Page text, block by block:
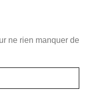
ne rien manquer de